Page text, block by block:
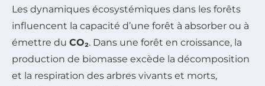
Les dynamiques écosystémiques dans les forêts
influencent la capacité d’une forêt à absorber ou à
émettre du CO₂. Dans une forêt en croissance, la
production de biomasse excède la décomposition
et la respiration des arbres vivants et morts,